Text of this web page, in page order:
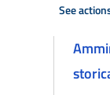
See